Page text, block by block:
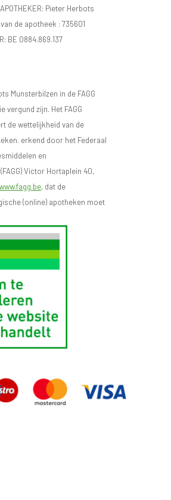
Pieter Herbots
van de apotheek : 735601
BE 0884.869.137
Munsterbilzen in de FAGG
vergund zijn. Het FAGG
de wettelijkheid van de
erkend door het Federaal
en
Victor Hortaplein 40,
, dat de
(online) apotheken moet